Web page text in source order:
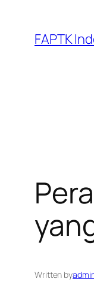
content
FAPTK
Written by